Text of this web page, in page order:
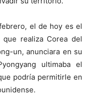
el de hoy es el
que realiza Corea del
un, anunciara en su
ultimaba el
podría permitirle en